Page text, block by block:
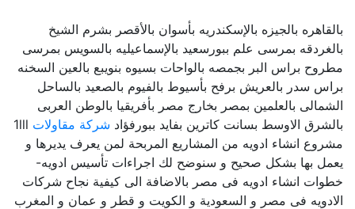
بالقاهره بالجيزه بالإسكندريه بأسوان بالأقصر بشرم الشيخ
بالغردقه بمرسى علم ببورسعيد بالإسماعيليه بالسويس بمرسى
مطروح براس البر بجمصه بالواحات بسيوه بنويبع بالعين السخنه
براس سدر بالعريش برفح بأسيوط بالفيوم بالصعيد بالساحل
الشمالى بالعلمين بمصر بخارج مصر بأفريقيا بالوطن العربى
بالشرق الاوسط بسانت كاترين بفايد ببورفؤادشركة مقاولات 1lll
مشروع انشاء ادويه من المشاريع المربحة لمن يعرف يديرها و
يعمل بها بشكل صحيح و سنوضح لك اجراءات تأسيس ادويه-
خطوات انشاء ادويه فى مصر بالاضافة الى كيفية نجاح شركات
الادويه فى مصر و السعودية و الكويت و قطر و عمان و المغرب